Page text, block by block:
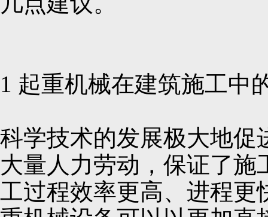
1 起重机械在建筑施工中
科学技术的发展极大地促
大量人力劳动，保证了
工过程效率更高、进程更